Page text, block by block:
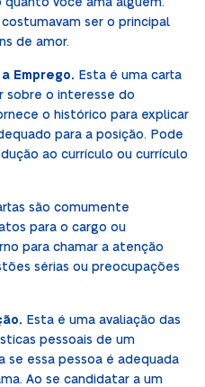
quanto você ama alguém.
costumavam ser o principal
de amor.
Emprego. Esta é uma carta
sobre o interesse do
o histórico para explicar
para a posição. Pode
ao currículo ou currículo
são comumente
para o cargo ou
para chamar a atenção
sérias ou preocupações
Esta é uma avaliação das
pessoais de um
essa pessoa é adequada
Ao se candidatar a um